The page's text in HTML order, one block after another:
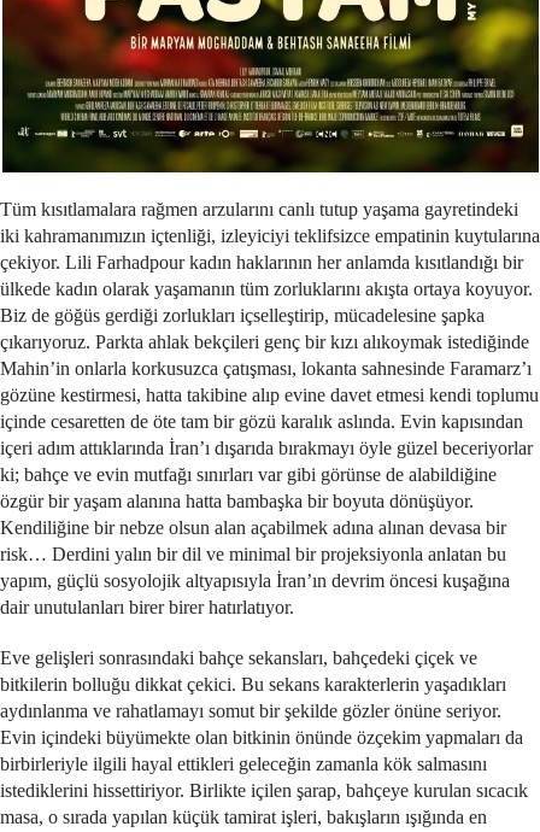
Tüm kısıtlamalara rağmen arzularını canlı tutup yaşama gayretindeki
iki kahramanımızın içtenliği, izleyiciyi teklifsizce empatinin kuytularına
çekiyor. Lili Farhadpour kadın haklarının her anlamda kısıtlandığı bir
ülkede kadın olarak yaşamanın tüm zorluklarını akışta ortaya koyuyor.
Biz de göğüs gerdiği zorlukları içselleştirip, mücadelesine şapka
çıkarıyoruz. Parkta ahlak bekçileri genç bir kızı alıkoymak istediğinde
Mahin’in onlarla korkusuzca çatışması, lokanta sahnesinde Faramarz’ı
gözüne kestirmesi, hatta takibine alıp evine davet etmesi kendi toplumu
içinde cesaretten de öte tam bir gözü karalık aslında. Evin kapısından
içeri adım attıklarında İran’ı dışarıda bırakmayı öyle güzel beceriyorlar
ki; bahçe ve evin mutfağı sınırları var gibi görünse de alabildiğine
özgür bir yaşam alanına hatta bambaşka bir boyuta dönüşüyor.
Kendiliğine bir nebze olsun alan açabilmek adına alınan devasa bir
risk… Derdini yalın bir dil ve minimal bir projeksiyonla anlatan bu
yapım, güçlü sosyolojik altyapısıyla İran’ın devrim öncesi kuşağına
dair unutulanları birer birer hatırlatıyor.
Eve gelişleri sonrasındaki bahçe sekansları, bahçedeki çiçek ve
bitkilerin bolluğu dikkat çekici. Bu sekans karakterlerin yaşadıkları
aydınlanma ve rahatlamayı somut bir şekilde gözler önüne seriyor.
Evin içindeki büyümekte olan bitkinin önünde özçekim yapmaları da
birbirleriyle ilgili hayal ettikleri geleceğin zamanla kök salmasını
istediklerini hissettiriyor. Birlikte içilen şarap, bahçeye kurulan sıcacık
masa, o sırada yapılan küçük tamirat işleri, bakışların ışığında en